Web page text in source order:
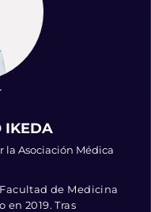
IKEDA
la Asociación Médica
de Medicina
2019. Tras